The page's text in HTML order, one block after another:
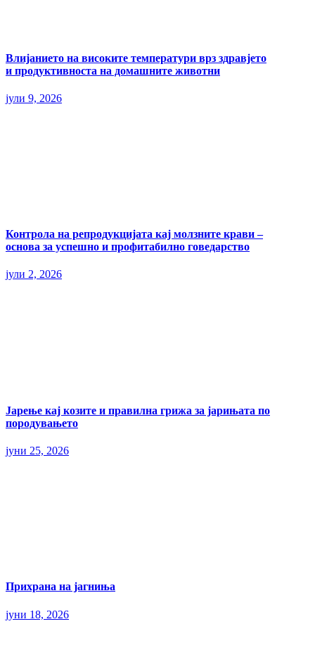
Влијанието на високите температури врз здравјето
и продуктивноста на домашните животни
јули 9, 2026
Контрола на репродукцијата кај молзните крави –
основа за успешно и профитабилно говедарство
јули 2, 2026
Јарење кај козите и правилна грижа за јарињата по
породувањето
јуни 25, 2026
Прихрана на јагниња
јуни 18, 2026